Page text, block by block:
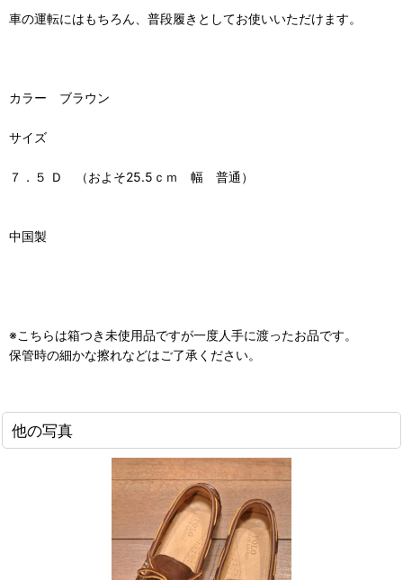
車の運転にはもちろん、普段履きとしてお使いいただけます。
カラー ブラウン
サイズ
７．５ Ｄ （およそ25.5ｃｍ 幅 普通）
中国製
※こちらは箱つき未使用品ですが一度人手に渡ったお品です。
保管時の細かな擦れなどはご了承ください。
他の写真